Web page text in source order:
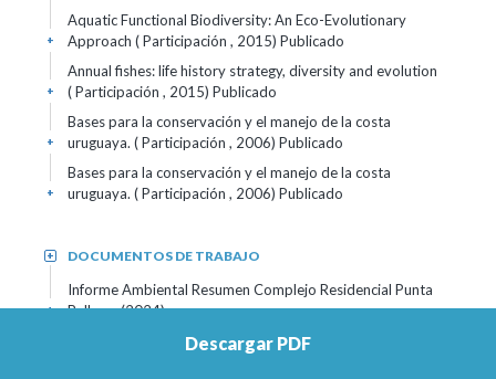
Aquatic Functional Biodiversity: An Eco-Evolutionary
Approach ( Participación , 2015) Publicado
+
Annual fishes: life history strategy, diversity and evolution
( Participación , 2015) Publicado
+
Bases para la conservación y el manejo de la costa
uruguaya. ( Participación , 2006) Publicado
+
Bases para la conservación y el manejo de la costa
uruguaya. ( Participación , 2006) Publicado
+
DOCUMENTOS DE TRABAJO
+
Informe Ambiental Resumen Complejo Residencial Punta
Ballena. (2024)
+
Pondscape thresholds to biodiversity collapse. (2023)
Descargar PDF